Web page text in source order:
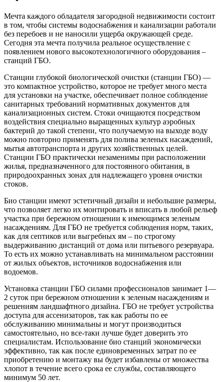
Мечта каждого обладателя загородной недвижимости состоит
в том, чтобы системы водоснабжения и канализации работали
без перебоев и не наносили ущерба окружающей среде.
Сегодня эта мечта получила реальное осуществление с
появлением нового высокотехнологичного оборудования –
станций ГБО.
Станции глубокой биологической очистки (станции ГБО) —
это компактное устройство, которое не требует много места
для установки на участке, обеспечивает полное соблюдение
санитарных требований нормативных документов для
канализационных систем. Стоки очищаются посредством
воздействия специально выращенных культур аэробных
бактерий до такой степени, что получаемую на выходе воду
можно повторно применять для полива зеленых насаждений,
мытья автотранспорта и других хозяйственных целей.
Станции ГБО практически незаменимы при расположении
жилья, предназначенного для постоянного обитания, в
природоохранных зонах для надлежащего уровня очистки
стоков.
Био станции имеют эстетичный дизайн и небольшие размеры,
что позволяет легко их монтировать и вписать в любой рельеф
участка при бережном отношении к имеющимся зеленым
насаждениям. Для ГБО не требуется соблюдения норм, таких,
как для септиков или выгребных ям – по строгому
выдерживанию дистанций от дома или питьевого резервуара.
То есть их можно устанавливать на минимальном расстоянии
от жилых объектов, источников водоснабжения или
водоемов.
Установка станции ГБО силами профессионалов занимает 1—
2 суток при бережном отношении к зеленым насаждениям и
решениям ландшафтного дизайна. ГБО не требует устройства
доступа для ассенизаторов, так как работы по ее
обслуживанию минимальны и могут производиться
самостоятельно, но все-таки лучше будет доверить это
специалистам. Использование био станций экономически
эффективно, так как после единовременных затрат по ее
приобретению и монтажу вы будет избавлены от множества
хлопот в течение всего срока ее службы, составляющего
минимум 50 лет.